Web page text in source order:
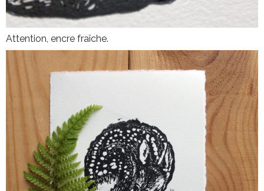
Attention, encre fraîche.